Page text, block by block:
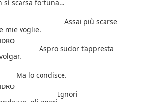
sì scarsa fortuna…
Assai più scarse
mie voglie.
Aspro sudor t'appresta
Ma lo condisce.
Ignori